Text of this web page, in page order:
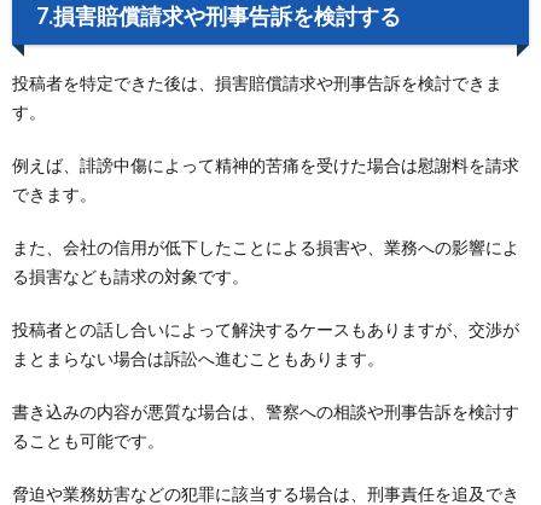
7.損害賠償請求や刑事告訴を検討する
投稿者を特定できた後は、損害賠償請求や刑事告訴を検討できま
す。
例えば、誹謗中傷によって精神的苦痛を受けた場合は慰謝料を請求
できます。
また、会社の信用が低下したことによる損害や、業務への影響によ
る損害なども請求の対象です。
投稿者との話し合いによって解決するケースもありますが、交渉が
まとまらない場合は訴訟へ進むこともあります。
書き込みの内容が悪質な場合は、警察への相談や刑事告訴を検討す
ることも可能です。
脅迫や業務妨害などの犯罪に該当する場合は、刑事責任を追及でき